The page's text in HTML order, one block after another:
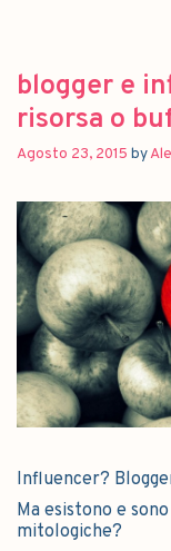
blogger e
risorsa o
Agosto 23, 2015 by
Influencer?
Ma esistono e
mitologiche?